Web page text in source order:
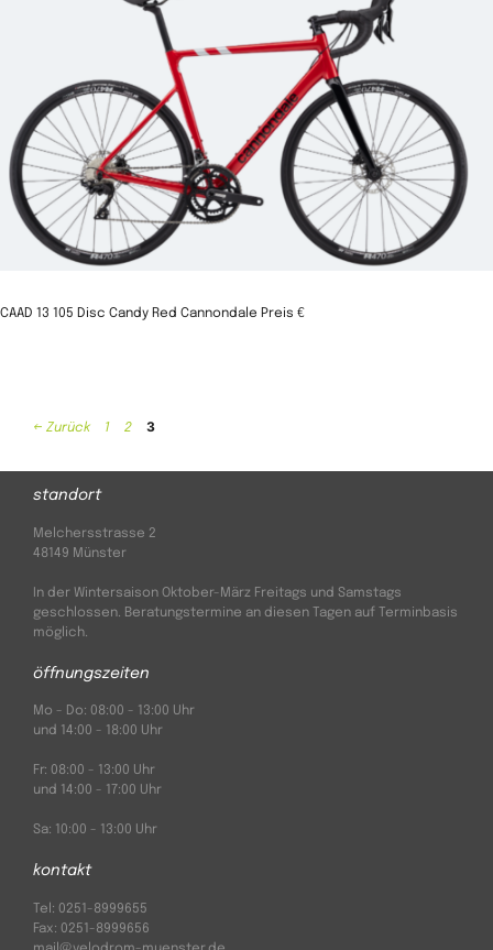
CAAD 13 105 Disc Candy Red Cannondale Preis €
← Zurück Seite
1 Seite
2 Seite
3
standort
Melchersstrasse 2
48149 Münster
In der Wintersaison Oktober-März Freitags und Samstags
geschlossen. Beratungstermine an diesen Tagen auf Terminbasis
möglich.
öffnungs­zeiten
Mo - Do: 08:00 - 13:00 Uhr
und 14:00 - 18:00 Uhr
Fr: 08:00 - 13:00 Uhr
und 14:00 - 17:00 Uhr
Sa: 10:00 - 13:00 Uhr
kontakt
Tel: 0251-8999655
Fax: 0251-8999656